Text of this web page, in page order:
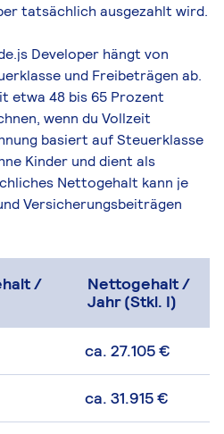
tatsächlich ausgezahlt wird.
Developer hängt von
und Freibeträgen ab.
etwa 48 bis 65 Prozent
wenn du Vollzeit
basiert auf Steuerklasse
Kinder und dient als
Nettogehalt kann je
Versicherungsbeiträgen
/
Nettogehalt /
Jahr (Stkl. I)
ca. 27.105 €
ca. 31.915 €